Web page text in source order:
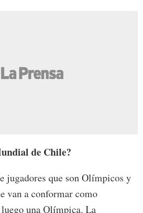
de Chile?
jugadores que son Olímpicos y
van a conformar como
una Olímpica. La